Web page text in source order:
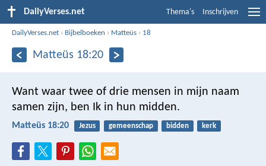
DailyVerses.net Thema's Inschrijven
DailyVerses.net › Bijbelboeken › Matteüs › 18
Matteüs 18:20
Want waar twee of drie mensen in mijn naam
samen zijn, ben Ik in hun midden.
Matteüs 18:20 Jezus gemeenschap bidden kerk